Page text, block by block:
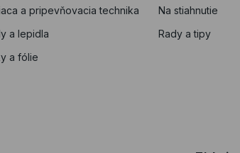
a pripevňovacia technika
a lepidla
a fólie
Na stiahnutie
Rady a tipy